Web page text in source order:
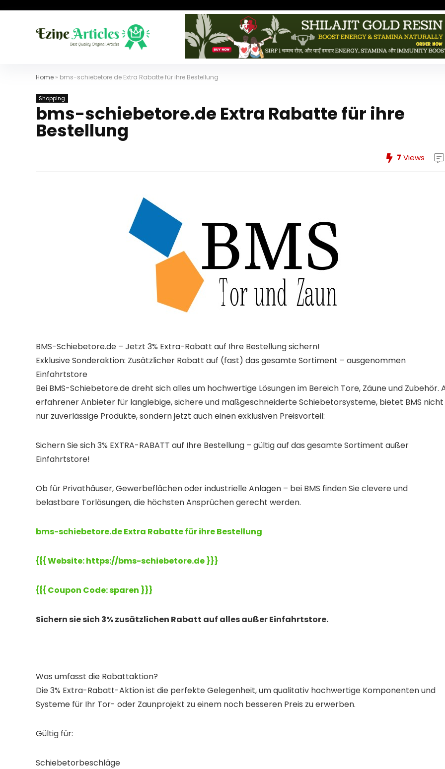
Home » bms-schiebetore.de Extra Rabatte für ihre Bestellung
Shopping
bms-schiebetore.de Extra Rabatte für ihre
Bestellung
7 Views
BMS-Schiebetore.de – Jetzt 3% Extra-Rabatt auf Ihre Bestellung sichern!
Exklusive Sonderaktion: Zusätzlicher Rabatt auf (fast) das gesamte Sortiment – ausgenommen
Einfahrtstore
Bei BMS-Schiebetore.de dreht sich alles um hochwertige Lösungen im Bereich Tore, Zäune und Zubehör.
erfahrener Anbieter für langlebige, sichere und maßgeschneiderte Schiebetorsysteme, bietet BMS nicht
nur zuverlässige Produkte, sondern jetzt auch einen exklusiven Preisvorteil:
Sichern Sie sich 3% EXTRA-RABATT auf Ihre Bestellung – gültig auf das gesamte Sortiment außer
Einfahrtstore!
Ob für Privathäuser, Gewerbeflächen oder industrielle Anlagen – bei BMS finden Sie clevere und
belastbare Torlösungen, die höchsten Ansprüchen gerecht werden.
bms-schiebetore.de Extra Rabatte für ihre Bestellung
{{{ Website: https://bms-schiebetore.de }}}
{{{ Coupon Code: sparen }}}
Sichern sie sich 3% zusätzlichen Rabatt auf alles außer Einfahrtstore.
Was umfasst die Rabattaktion?
Die 3% Extra-Rabatt-Aktion ist die perfekte Gelegenheit, um qualitativ hochwertige Komponenten und
Systeme für Ihr Tor- oder Zaunprojekt zu einem noch besseren Preis zu erwerben.
Gültig für:
Schiebetorbeschläge